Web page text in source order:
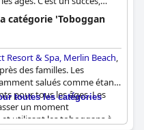
d'une excellente
catégorie 'Toboggan
Resort & Spa, Merlin Beach,
des familles. Les
salués comme étant
pour tous les âges. Les
un moment
utilisant les toboggans à
toutes les catégories